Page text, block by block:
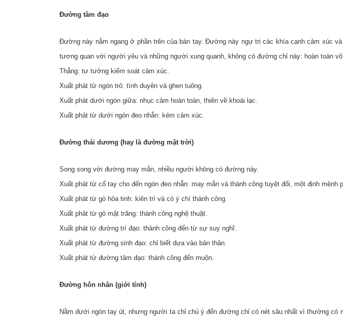
Đường tâm đạo
Đường này nằm ngang ở phần trên của bàn tay. Đường này ngự trị các khía cạnh cảm xúc
tương quan với người yêu và những người xung quanh, không có đường chỉ này: hoàn toàn vô
Thẳng: tư tưởng kiểm soát cảm xúc.
Xuất phát từ ngón trỏ: tình duyên và ghen tuông.
Xuất phát dưới ngón giữa: nhục cảm hoàn toàn, thiên về khoái lạc.
Xuất phát từ dưới ngón đeo nhẫn: kém cảm xúc.
Đường thái dương (hay là đường mặt trời)
Song song với đường may mắn, nhiều người không có đường này.
Xuất phát từ cổ tay cho đến ngón đeo nhẫn: may mắn và thành công tuyệt đối, một định mệnh
Xuất phát từ gò hỏa tinh: kiên trì và có ý chí thành công.
Xuất phát từ gò mặt trăng: thành công nghệ thuật.
Xuất phát từ đường trí đạo: thành công đến từ sự suy nghĩ.
Xuất phát từ đường sinh đạo: chỉ biết dựa vào bản thân.
Xuất phát từ đường tâm đạo: thành công đến muộn.
Đường hôn nhân (giới tính)
Nằm dưới ngón tay út, nhưng người ta chỉ chú ý đến đường chỉ có nét sâu nhất vì thường có